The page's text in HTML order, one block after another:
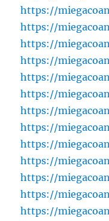
https://
https://
https://
https://
https://
https://
https://
https://
https://
https://
https://
https://
https://